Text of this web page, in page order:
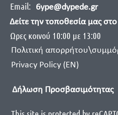
Email:
6ype@dypede.gr
Δείτε την τοποθεσία μας
Ωρες κοινού 10:00 με 13:00
Πολιτική
Privacy Policy (EN)
Δήλωση Προσβασιμότητας